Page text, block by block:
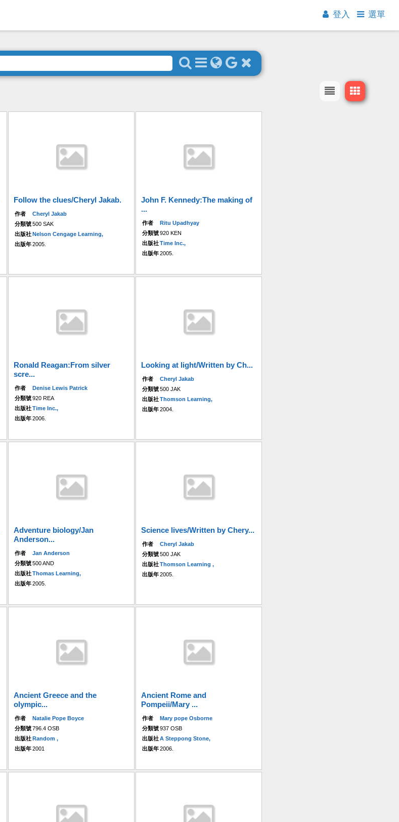
登入 選單
Follow the clues/Cheryl Jakab.
作者
Cheryl Jakab
分類號500 SAK
出版社Nelson Cengage Learning,
出版年2005.
John F. Kennedy:The making of
...
作者
Ritu Upadhyay
分類號920 KEN
出版社Time Inc.,
出版年2005.
Ronald Reagan:From silver
scre...
作者
Denise Lewis Patrick
分類號920 REA
出版社Time Inc.,
出版年2006.
Looking at light/Written by Ch...
作者
Cheryl Jakab
分類號500 JAK
出版社Thomson Learning,
出版年2004.
Adventure biology/Jan
Anderson...
作者
Jan Anderson
分類號500 AND
出版社Thomas Learning,
出版年2005.
Science lives/Written by Chery...
作者
Cheryl Jakab
分類號500 JAK
出版社Thomson Learning ,
出版年2005.
Ancient Greece and the
olympic...
作者
Natalie Pope Boyce
分類號796.4 OSB
出版社Random ,
出版年2001
Ancient Rome and
Pompeii/Mary ...
作者
Mary pope Osborne
分類號937 OSB
出版社A Steppong Stone,
出版年2006.